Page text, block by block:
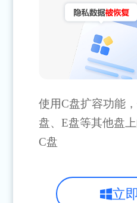
使用C盘扩容功能
盘、E盘等其他盘
C盘
立